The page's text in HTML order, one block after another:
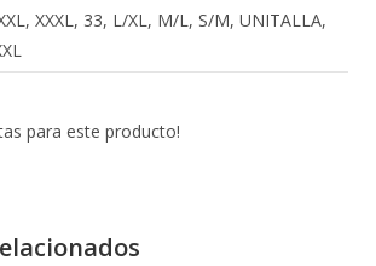
XXXL, 33, L/XL, M/L, S/M, UNITALLA,
para este producto!